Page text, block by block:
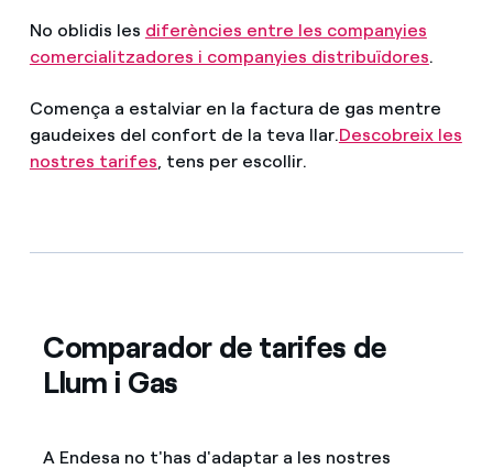
No oblidis les diferències entre les companyies
comercialitzadores i companyies distribuïdores.
Comença a estalviar en la factura de gas mentre
gaudeixes del confort de la teva llar.Descobreix les
nostres tarifes, tens per escollir.
Comparador de tarifes de
Llum i Gas
A Endesa no t'has d'adaptar a les nostres